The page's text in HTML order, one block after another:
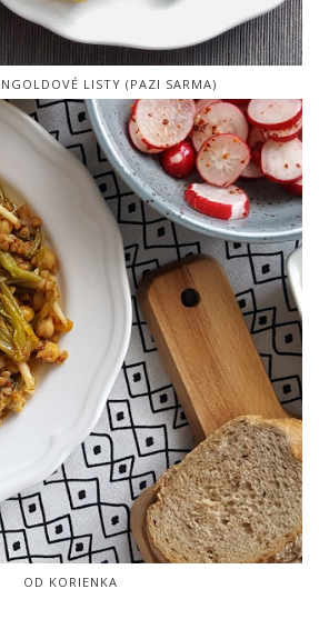
LISTY (PAZI SARMA)
OD KORIENKA